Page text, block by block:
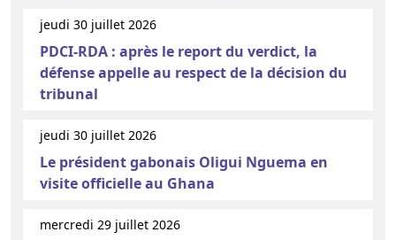
jeudi 30 juillet 2026
PDCI-RDA : après le report du verdict, la
défense appelle au respect de la décision du
tribunal
jeudi 30 juillet 2026
Le président gabonais Oligui Nguema en
visite officielle au Ghana
mercredi 29 juillet 2026